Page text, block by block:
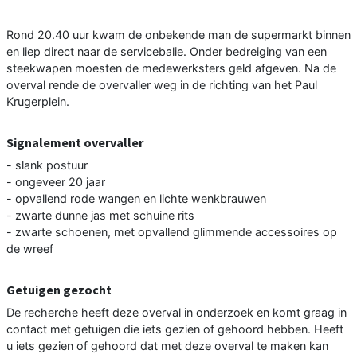
Rond 20.40 uur kwam de onbekende man de supermarkt binnen
en liep direct naar de servicebalie. Onder bedreiging van een
steekwapen moesten de medewerksters geld afgeven. Na de
overval rende de overvaller weg in de richting van het Paul
Krugerplein.
Signalement overvaller
- slank postuur
- ongeveer 20 jaar
- opvallend rode wangen en lichte wenkbrauwen
- zwarte dunne jas met schuine rits
- zwarte schoenen, met opvallend glimmende accessoires op
de wreef
Getuigen gezocht
De recherche heeft deze overval in onderzoek en komt graag in
contact met getuigen die iets gezien of gehoord hebben. Heeft
u iets gezien of gehoord dat met deze overval te maken kan